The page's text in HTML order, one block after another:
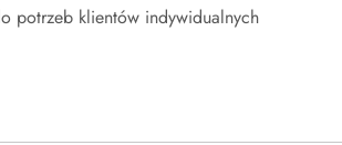
potrzeb klientów indywidualnych